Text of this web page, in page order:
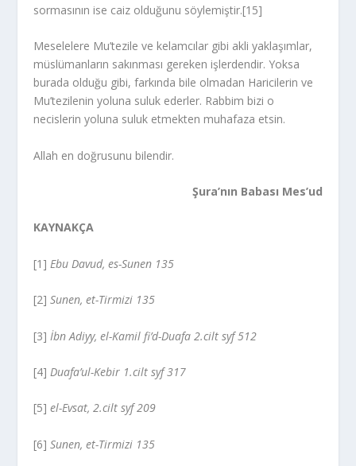
sormasının ise caiz olduğunu söylemiştir.[15]
Meselelere Mu’tezile ve kelamcılar gibi akli yaklaşımlar,
müslümanların sakınması gereken işlerdendir. Yoksa
burada olduğu gibi, farkında bile olmadan Haricilerin ve
Mu’tezilenin yoluna suluk ederler. Rabbim bizi o
necislerin yoluna suluk etmekten muhafaza etsin.
Allah en doğrusunu bilendir.
Şura’nın Babası Mes’ud
KAYNAKÇA
[1]Ebu Davud, es-Sunen 135
[2]Sunen, et-Tirmizi 135
[3] İbn Adiyy, el-Kamil fi’d-Duafa 2.cilt syf 512
[4]Duafa’ul-Kebir 1.cilt syf 317
[5]el-Evsat, 2.cilt syf 209
[6]Sunen, et-Tirmizi 135